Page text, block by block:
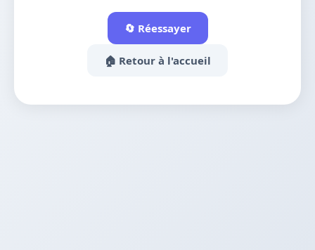
🔄 Réessayer
🏠 Retour à l'accueil